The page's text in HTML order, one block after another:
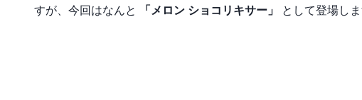
すが、今回はなんと
「メロン ショコリキサー」 として登場しま